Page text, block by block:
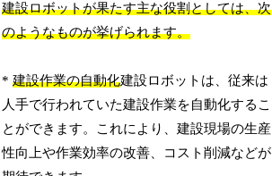
建設ロボットが果たす主な役割としては、次
のようなものが挙げられます。
*建設作業の自動化建設ロボットは、従来は
人手で行われていた建設作業を自動化するこ
とができます。これにより、建設現場の生産
性向上や作業効率の改善、コスト削減などが